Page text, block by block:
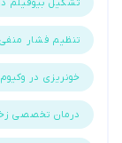
تشکیل بیوفیلم در
تنظیم فشار منفی
خونریزی در وکیوم
درمان تخصصی زخم